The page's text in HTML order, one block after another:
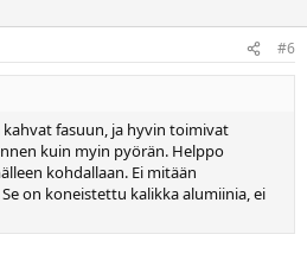
#6
kahvat fasuun, ja hyvin toimivat
kuin myin pyörän. Helppo
kohdallaan. Ei mitään
on koneistettu kalikka alumiinia, ei